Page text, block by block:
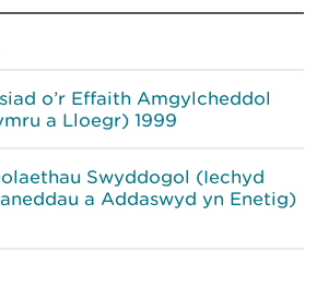
o’r Effaith Amgylcheddol
a Lloegr) 1999
Swyddogol (Iechyd
a Addaswyd yn Enetig)